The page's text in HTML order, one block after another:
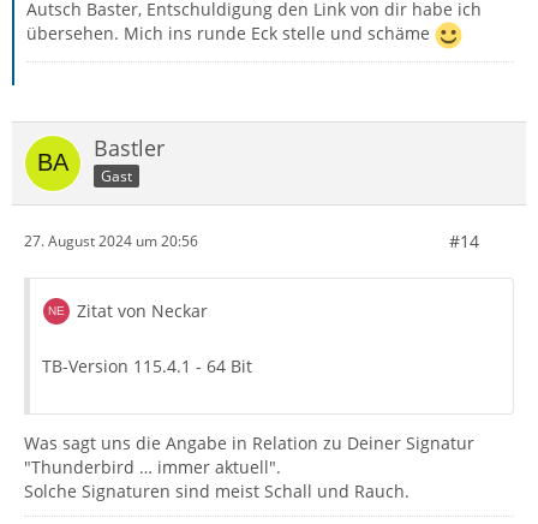
Autsch Baster, Entschuldigung den Link von dir habe ich
übersehen. Mich ins runde Eck stelle und schäme
Bastler
Gast
27. August 2024 um 20:56 #14
Zitat von Neckar
TB-Version 115.4.1 - 64 Bit
Was sagt uns die Angabe in Relation zu Deiner Signatur
"Thunderbird … immer aktuell".
Solche Signaturen sind meist Schall und Rauch.